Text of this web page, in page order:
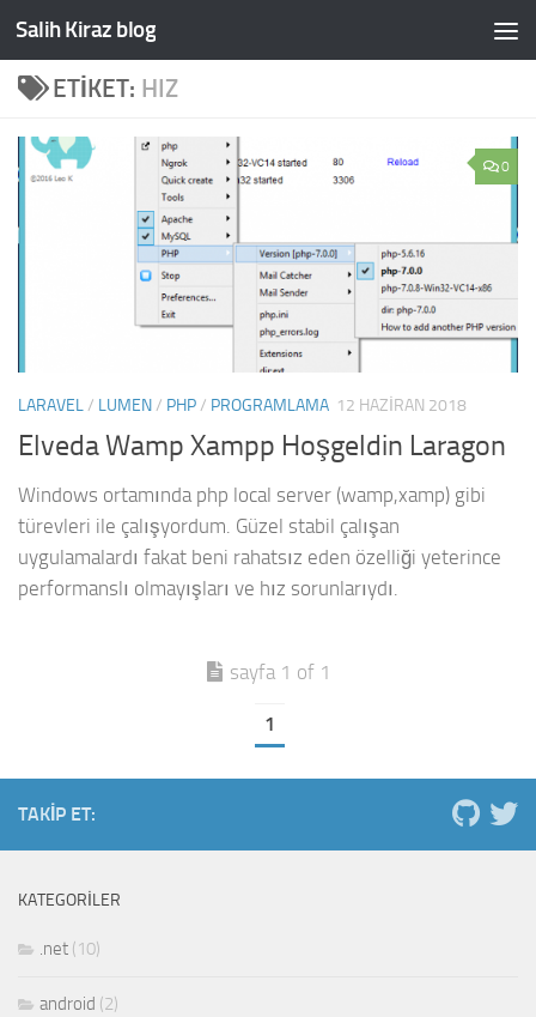
Skip to content
Salih Kiraz blog
ETIKET: HIZ
0
LARAVEL/ LUMEN/ PHP/ PROGRAMLAMA 12 HAZIRAN 2018
Elveda Wamp Xampp Hoşgeldin Laragon
Windows ortamında php local server (wamp,xamp) gibi
türevleri ile çalışyordum. Güzel stabil çalışan
uygulamalardı fakat beni rahatsız eden özelliği yeterince
performanslı olmayışları ve hız sorunlarıydı.
sayfa 1 of 1
1
TAKIP ET:
KATEGORILER
.net (10)
android (2)